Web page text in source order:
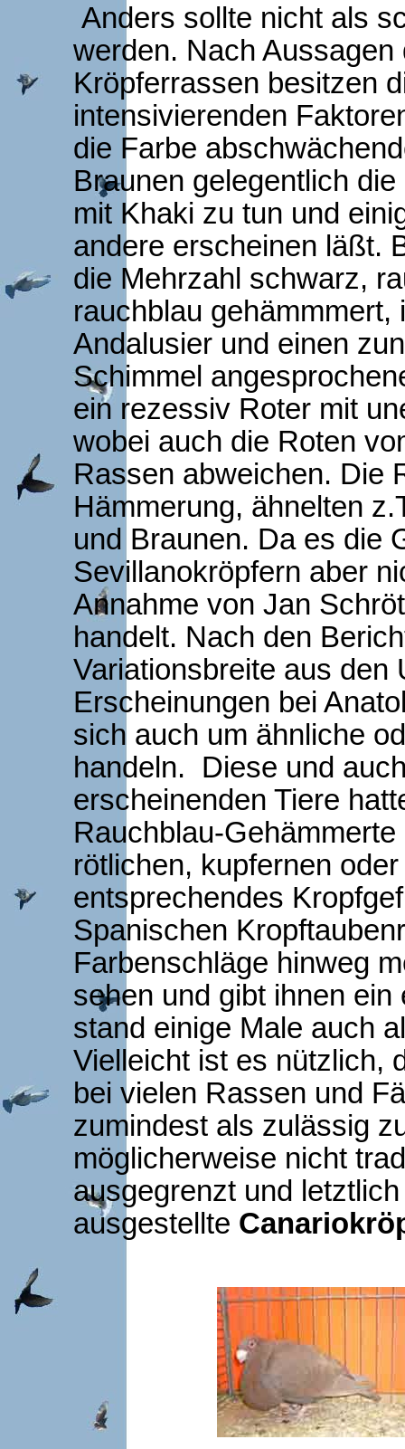
Anders sollte nicht als
werden. Nach
Kröpferrassen besitzen
intensivierenden
die Farbe
Braunen gelegentlich
mit Khaki zu tun und
andere erscheinen läßt.
die Mehrzahl schwarz,
rauchblau
Andalusier und einen
Schimmel
ein rezessiv Roter mit
wobei auch die Roten
Rassen abweichen. Die
Hämmerung, ähnelten
und Braunen. Da es die
Sevillanokröpfern aber
Annahme von Jan
handelt. Nach den
Variationsbreite aus den
Erscheinungen bei
sich auch um ähnliche
handeln. Diese und
erscheinenden Tiere
Rauchblau-
rötlichen, kupfernen
entsprechendes
Spanischen
Farbenschläge hinweg
sehen und gibt ihnen
stand einige Male auch
Vielleicht ist es nützlich,
bei vielen Rassen und
zumindest als zulässig
möglicherweise nicht
ausgegrenzt und
ausgestellte